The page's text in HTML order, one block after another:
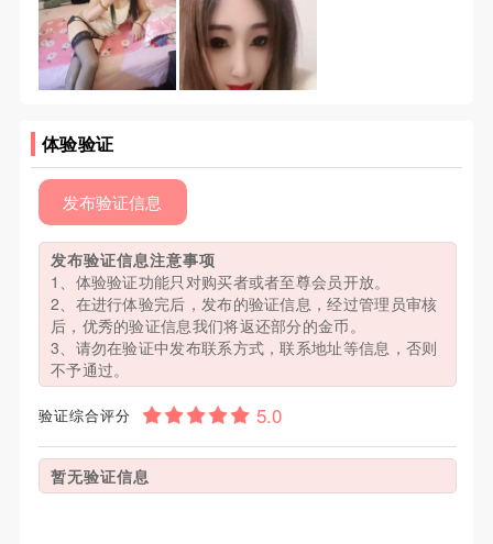
体验验证
发布验证信息
发布验证信息注意事项
1、体验验证功能只对购买者或者至尊会员开放。
2、在进行体验完后，发布的验证信息，经过管理员审核
后，优秀的验证信息我们将返还部分的金币。
3、请勿在验证中发布联系方式，联系地址等信息，否则
不予通过。
验证综合评分
暂无验证信息